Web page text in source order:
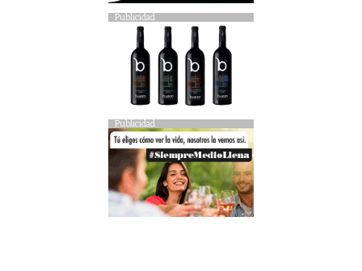
Publicidad
Publicidad